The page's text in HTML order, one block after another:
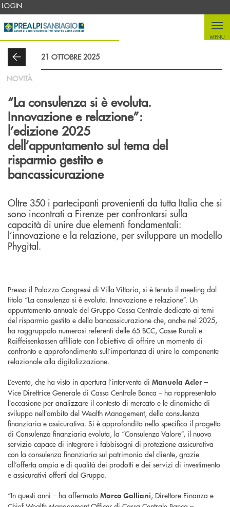
Salta al contenuto principale
LOGIN
MENU
21 OTTOBRE 2025
NOVITÀ
“La consulenza si è evoluta.
Innovazione e relazione”:
l’edizione 2025
dell’appuntamento sul tema del
risparmio gestito e
bancassicurazione
Oltre 350 i partecipanti provenienti da tutta Italia che si
sono incontrati a Firenze per confrontarsi sulla
capacità di unire due elementi fondamentali:
l’innovazione e la relazione, per sviluppare un modello
Phygital.
Presso il Palazzo Congressi di Villa Vittoria, si è tenuto il meeting dal
titolo “La consulenza si è evoluta. Innovazione e relazione”. Un
appuntamento annuale del Gruppo Cassa Centrale dedicato ai temi
del risparmio gestito e della bancassicurazione che, anche nel 2025,
ha raggruppato numerosi referenti delle 65 BCC, Casse Rurali e
Raiffeisenkassen affiliate con l’obiettivo di offrire un momento di
confronto e approfondimento sull’importanza di unire la componente
relazionale alla digitalizzazione.
L’evento, che ha visto in apertura l’intervento di Manuela Acler –
Vice Direttrice Generale di Cassa Centrale Banca – ha rappresentato
l’occasione per analizzare il contesto di mercato e le dinamiche di
sviluppo nell’ambito del Wealth Management, della consulenza
finanziaria e assicurativa. Si è approfondito nello specifico il progetto
di Consulenza finanziaria evoluta, la “Consulenza Valore”, il nuovo
servizio capace di integrare i fabbisogni di protezione assicurativa
con la consulenza finanziaria sul patrimonio del cliente, grazie
all’offerta ampia e di qualità dei prodotti e dei servizi di investimento
e assicurativi offerti dal Gruppo.
“In questi anni – ha affermato Marco Galliani, Direttore Finanza e